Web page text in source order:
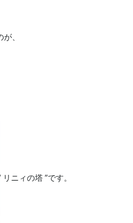
、
リニィの塔 ”です。